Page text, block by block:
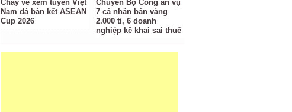
Cháy vé xem tuyển Việt
Nam đá bán kết ASEAN
Cup 2026
Chuyển Bộ Công an vụ
7 cá nhân bán vàng
2.000 tỉ, 6 doanh
nghiệp kê khai sai thuế